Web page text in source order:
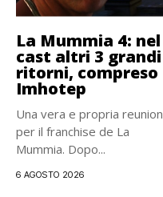
La Mummia 4: nel
cast altri 3 grandi
ritorni, compreso
Imhotep
Una vera e propria reunion
per il franchise de La
Mummia. Dopo...
6 AGOSTO 2026